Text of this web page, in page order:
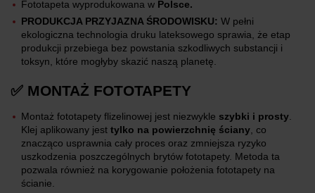
Fototapeta wyprodukowana w Polsce.
PRODUKCJA PRZYJAZNA ŚRODOWISKU: W pełni
ekologiczna technologia druku lateksowego sprawia, że etap
produkcji przebiega bez powstania szkodliwych substancji i
toksyn, które mogłyby skazić naszą planetę.
✅ MONTAŻ FOTOTAPETY
Montaż fototapety flizelinowej jest niezwykle szybki i prosty
Klej aplikowany jest tylko na powierzchnię ściany , co
znacząco usprawnia cały proces oraz zmniejsza ryzyko
uszkodzenia poszczególnych brytów fototapety. Metoda ta
pozwala również na korygowanie położenia fototapety na
ścianie.